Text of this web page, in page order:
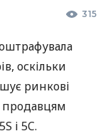
315
оскільки
ринкові
і 5C.